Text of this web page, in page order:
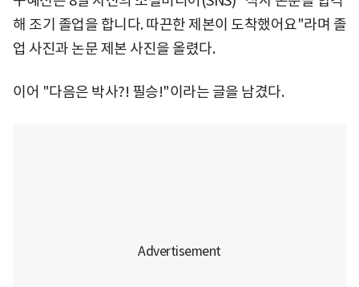
해 조기 졸업을 합니다. 따끈한 제본이 도착했어요"라며 졸
업 사진과 논문 제본 사진을 올렸다.
이어 "다음은 박사?! 필승!"이라는 글을 남겼다.